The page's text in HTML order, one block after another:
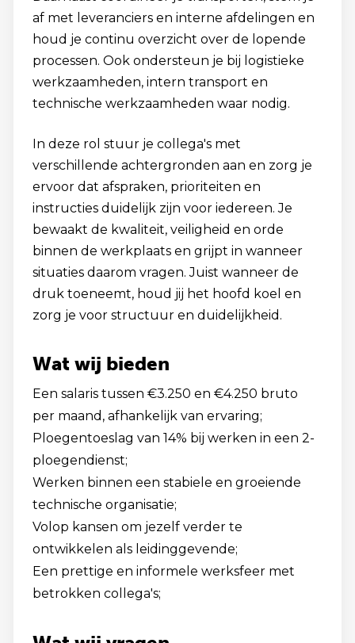
af met leveranciers en interne afdelingen en
houd je continu overzicht over de lopende
processen. Ook ondersteun je bij logistieke
werkzaamheden, intern transport en
technische werkzaamheden waar nodig.
In deze rol stuur je collega's met
verschillende achtergronden aan en zorg je
ervoor dat afspraken, prioriteiten en
instructies duidelijk zijn voor iedereen. Je
bewaakt de kwaliteit, veiligheid en orde
binnen de werkplaats en grijpt in wanneer
situaties daarom vragen. Juist wanneer de
druk toeneemt, houd jij het hoofd koel en
zorg je voor structuur en duidelijkheid.
Wat wij bieden
Een salaris tussen €3.250 en €4.250 bruto
per maand, afhankelijk van ervaring;
Ploegentoeslag van 14% bij werken in een 2-
ploegendienst;
Werken binnen een stabiele en groeiende
technische organisatie;
Volop kansen om jezelf verder te
ontwikkelen als leidinggevende;
Een prettige en informele werksfeer met
betrokken collega's;